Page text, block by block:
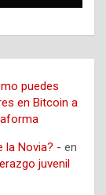
puedes
en Bitcoin a
la Novia? - en
juvenil